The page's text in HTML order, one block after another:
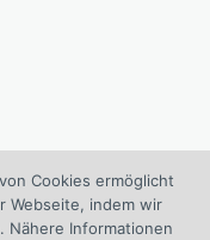
Cookies ermöglicht
Webseite, indem wir
Nähere Informationen